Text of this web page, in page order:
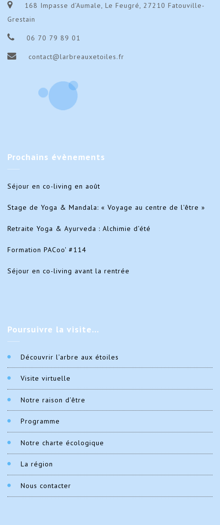
168 Impasse d’Aumale, Le Feugré, 27210 Fatouville-
Grestain
06 70 79 89 01
contact@larbreauxetoiles.fr
Prochains évènements
Séjour en co-living en août
Stage de Yoga & Mandala: « Voyage au centre de l'être »
Retraite Yoga & Ayurveda : Alchimie d’été
Formation PACoo' #114
Séjour en co-living avant la rentrée
Poursuivre la visite…
Découvrir l’arbre aux étoiles
Visite virtuelle
Notre raison d’être
Programme
Notre charte écologique
La région
Nous contacter